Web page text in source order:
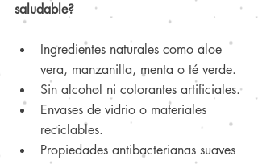
saludable?
Ingredientes naturales como aloe
vera, manzanilla, menta o té verde.
Sin alcohol ni colorantes artificiales.
Envases de vidrio o materiales
reciclables.
Propiedades antibacterianas suaves